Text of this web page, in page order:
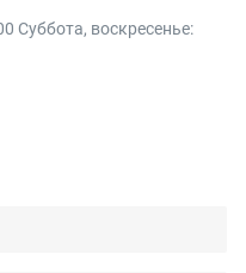
Суббота, воскресенье: